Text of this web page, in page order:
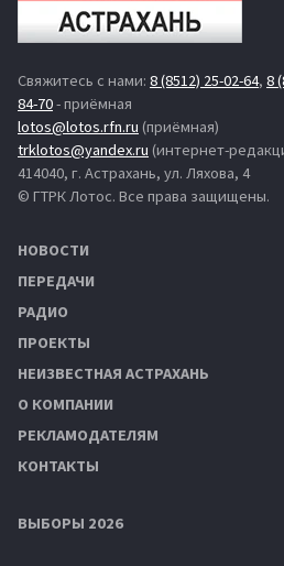
Свяжитесь с нами: 8 (8512) 25-02-64, 8
84-70- приёмная
lotos@lotos.rfn.ru (приёмная)
trklotos@yandex.ru (интернет-
414040, г. Астрахань, ул. Ляхова, 4
© ГТРК Лотос. Все права защищены.
НОВОСТИ
ПЕРЕДАЧИ
РАДИО
ПРОЕКТЫ
НЕИЗВЕСТНАЯ АСТРАХАНЬ
О КОМПАНИИ
РЕКЛАМОДАТЕЛЯМ
КОНТАКТЫ
ВЫБОРЫ 2026